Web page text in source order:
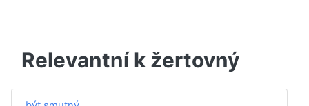
Relevantní k žertovný